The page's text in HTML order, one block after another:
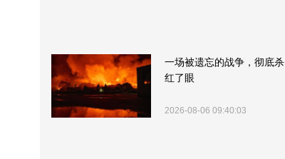
一场被遗忘的战争，彻底杀
红了眼
2026-08-06 09:40:03